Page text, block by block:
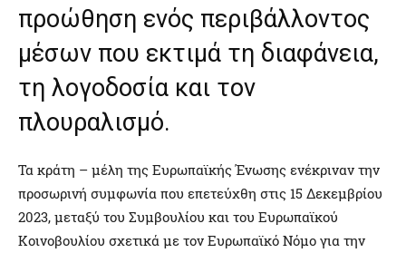
προώθηση ενός περιβάλλοντος
μέσων που εκτιμά τη διαφάνεια,
τη λογοδοσία και τον
πλουραλισμό.
Τα κράτη – μέλη της Ευρωπαϊκής Ένωσης ενέκριναν την
προσωρινή συμφωνία που επετεύχθη στις 15 Δεκεμβρίου
2023, μεταξύ του Συμβουλίου και του Ευρωπαϊκού
Κοινοβουλίου σχετικά με τον Ευρωπαϊκό Νόμο για την